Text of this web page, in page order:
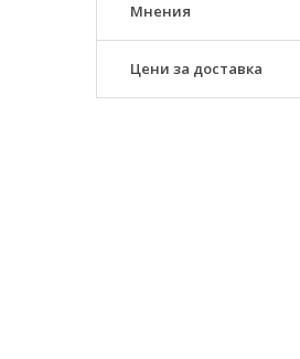
Мнения
Цени за доставка